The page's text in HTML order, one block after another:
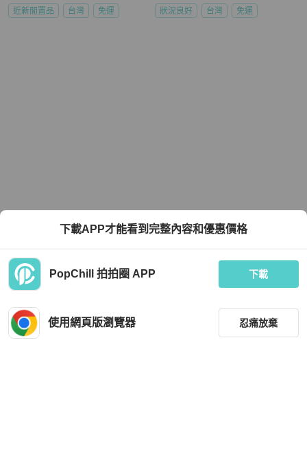
近新閒置品 台灣 免運 狀況良好 台灣 免運
下載APP才能看到完整內容和優惠價格
PopChill 拍拍圈 APP 下載
使用網頁版瀏覽器 忍痛放棄